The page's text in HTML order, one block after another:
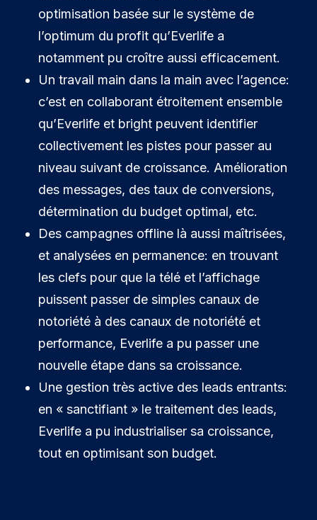
optimisation basée sur le système de
l’optimum du profit qu’Everlife a
notamment pu croître aussi efficacement.
Un travail main dans la main avec l’agence:
c’est en collaborant étroitement ensemble
qu’Everlife et bright peuvent identifier
collectivement les pistes pour passer au
niveau suivant de croissance. Amélioration
des messages, des taux de conversions,
détermination du budget optimal, etc.
Des campagnes offline là aussi maîtrisées,
et analysées en permanence: en trouvant
les clefs pour que la télé et l’affichage
puissent passer de simples canaux de
notoriété à des canaux de notoriété et
performance, Everlife a pu passer une
nouvelle étape dans sa croissance.
Une gestion très active des leads entrants:
en « sanctifiant » le traitement des leads,
Everlife a pu industrialiser sa croissance,
tout en optimisant son budget.